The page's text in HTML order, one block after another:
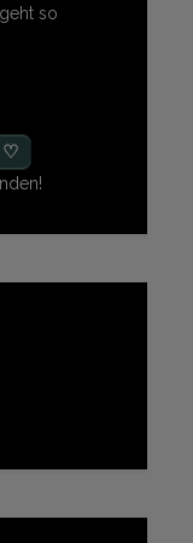
so
♡